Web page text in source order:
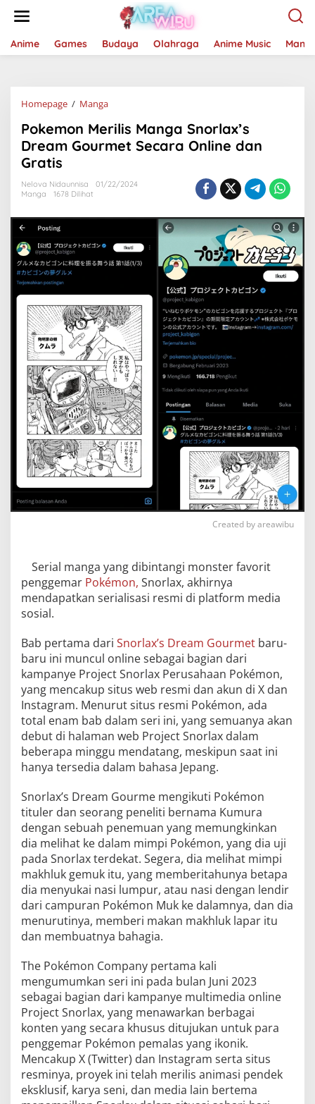
Anime Games Budaya Olahraga Anime Music
Homepage / MangaPokemon
Manga
Snorlax's
Dream
Secara
Online
Gratis
Pokemon Merilis Manga Snorlax’s
Dream Gourmet Secara Online dan
Gratis
Nelova Nidaunnisa
01/22/2024
Manga
1678 Dilihat
Created by areawibu
Serial manga yang dibintangi monster favorit
penggemar Pokémon, Snorlax, akhirnya
mendapatkan serialisasi resmi di platform media
sosial.
Bab pertama dari Snorlax’s Dream Gourmet baru-
baru ini muncul online sebagai bagian dari
kampanye Project Snorlax Perusahaan Pokémon,
yang mencakup situs web resmi dan akun di X dan
Instagram. Menurut situs resmi Pokémon, ada
total enam bab dalam seri ini, yang semuanya akan
debut di halaman web Project Snorlax dalam
beberapa minggu mendatang, meskipun saat ini
hanya tersedia dalam bahasa Jepang.
Snorlax’s Dream Gourme mengikuti Pokémon
tituler dan seorang peneliti bernama Kumura
dengan sebuah penemuan yang memungkinkan
dia melihat ke dalam mimpi Pokémon, yang dia uji
pada Snorlax terdekat. Segera, dia melihat mimpi
makhluk gemuk itu, yang memberitahunya betapa
dia menyukai nasi lumpur, atau nasi dengan lendir
dari campuran Pokémon Muk ke dalamnya, dan dia
menurutinya, memberi makan makhluk lapar itu
dan membuatnya bahagia.
The Pokémon Company pertama kali
mengumumkan seri ini pada bulan Juni 2023
sebagai bagian dari kampanye multimedia online
Project Snorlax, yang menawarkan berbagai
konten yang secara khusus ditujukan untuk para
penggemar Pokémon pemalas yang ikonik.
Mencakup X (Twitter) dan Instagram serta situs
resminya, proyek ini telah merilis animasi pendek
eksklusif, karya seni, dan media lain bertema